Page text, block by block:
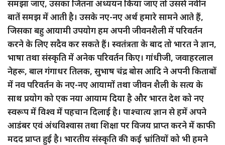
समझा जाए, उसका जितना अध्ययन किया जाए तो उससे नवीन
बातें समझ में आती है। उसके नए-नए अर्थ हमारे सामने आते हैं,
जिसका बहु आयामी उपयोग हम अपनी जीवनशैली में परिवर्तन
करने के लिए सदैव कर सकते हैं। स्वतंत्रता के बाद तो भारत ने ज्ञान,
भाषा तथा संस्कृति में अनेक परिवर्तन किए। गांधीजी, जवाहरलाल
नेहरू, बाल गंगाधर तिलक, सुभाष चंद्र बोस आदि ने अपनी किताबों
में नव परिवर्तन के नए-नए आयामों तथा जीवन शैली के सत्य के
साथ प्रयोग को एक नया आयाम दिया है और भारत देश को नए
स्वरूप में विश्व में पहचान दिलाई है। पाश्चात्य ज्ञान से हमें अपने
आडंबर एवं अंधविश्वास तथा शिक्षा पर विजय प्राप्त करने में काफी
मदद प्राप्त हुई है। भारतीय संस्कृति की कई भ्रांतियों को भी हमने